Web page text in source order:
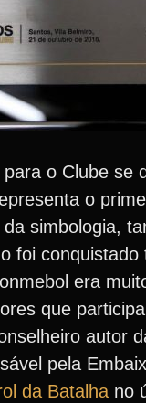
o Clube se
o
simbologia,
foi
era
que
autor
pela
da Batalha no